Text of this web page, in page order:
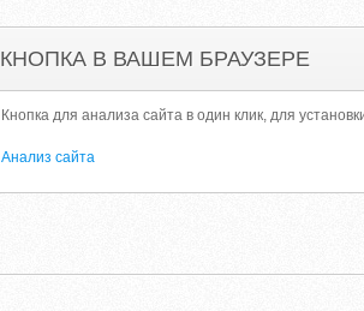
КНОПКА В ВАШЕМ БРАУЗЕРЕ
Кнопка для анализа сайта в один клик, для
Анализ сайта